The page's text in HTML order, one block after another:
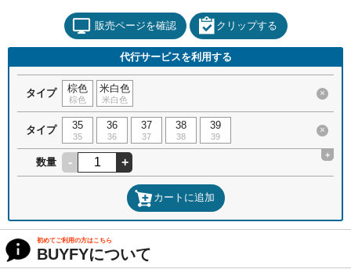
販売ページを確認 クリップする
代行サービスを利用する
タイプ 棕色
棕色
米白色
米白色
×
タイプ 35
35
36
36
37
37
38
38
39
39
×
数量 - +
+
カートに追加
初めてご利用の方はこちら
BUYFYについて